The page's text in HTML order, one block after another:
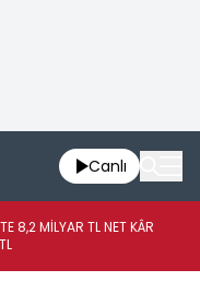
Canlı
8,2 MİLYAR TL NET KÂR